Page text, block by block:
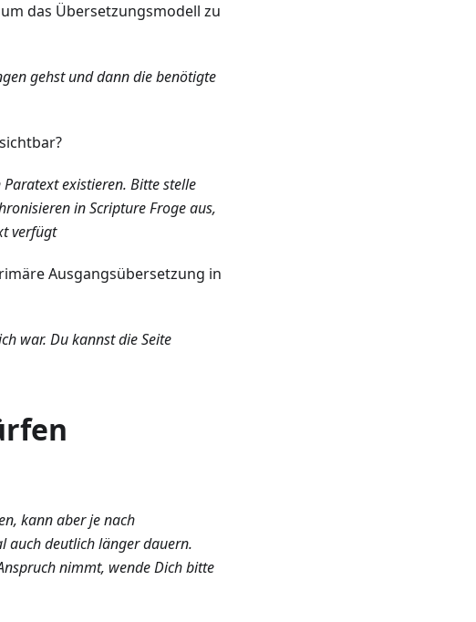
das Übersetzungsmodell zu
gehst und dann die benötigte
existieren. Bitte stelle
in Scripture Froge aus,
verfügt
Ausgangsübersetzung in
war. Du kannst die Seite
kann aber je nach
auch deutlich länger dauern.
nimmt, wende Dich bitte